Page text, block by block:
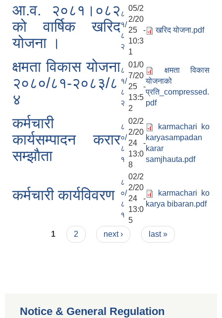
आ.व. २०८१।०८२
को वार्षिक खरिद
योजना ।
८
१/
८
२
05/2
2/20
25 -
10:3
1
खरिद योजना.pdf
क्षमता विकास योजना
२०८०/८१-२०८३/८
४
८
१/
८
२
01/0
7/20
25 -
13:5
2
क्षमता विकास
योजनाको
प्रति_compressed.
pdf
कर्मचारी
कार्यसम्पादन करार
सम्झाैता
८
०/
८
१
02/2
2/20
24 -
13:0
8
karmachari ko
karyasampadan
karar
samjhauta.pdf
कर्मचारी कार्यविवरण
८
०/
८
१
02/2
2/20
24 -
13:0
5
karmachari ko
karya bibaran.pdf
Pages
1 2 next › last »
Notice & General Regulation